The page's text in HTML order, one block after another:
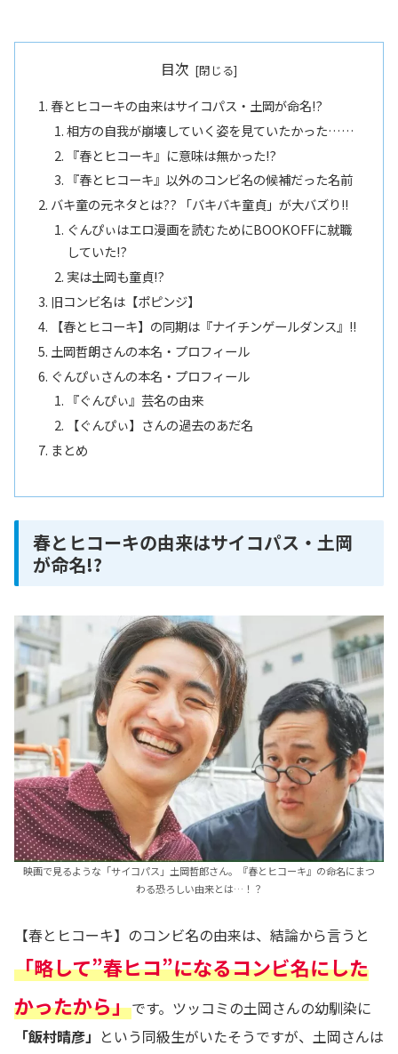
目次
春とヒコーキの由来はサイコパス・土岡が命名!?
相方の自我が崩壊していく姿を見ていたかった……
『春とヒコーキ』に意味は無かった!?
『春とヒコーキ』以外のコンビ名の候補だった名前
バキ童の元ネタとは?? 「バキバキ童貞」が大バズり!!
ぐんぴぃはエロ漫画を読むためにBOOKOFFに就職
していた!?
実は土岡も童貞!?
旧コンビ名は【ポピンジ】
【春とヒコーキ】の同期は『ナイチンゲールダンス』!!
土岡哲朗さんの本名・プロフィール
ぐんぴぃさんの本名・プロフィール
『ぐんぴぃ』芸名の由来
【ぐんぴぃ】さんの過去のあだ名
まとめ
春とヒコーキの由来はサイコパス・土岡
が命名!?
映画で見るような「サイコパス」土岡哲郎さん。『春とヒコーキ』の命名にまつ
わる恐ろしい由来とは…！？
【春とヒコーキ】のコンビ名の由来は、結論から言うと
「略して”春ヒコ”になるコンビ名にした
かったから」です。ツッコミの土岡さんの幼馴染に
「飯村晴彦」 という同級生がいたそうですが、土岡さんは